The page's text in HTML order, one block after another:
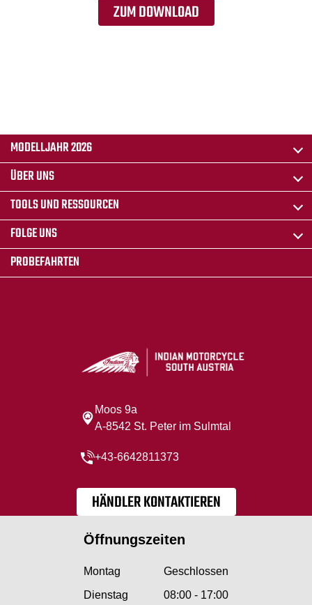
ZUM DOWNLOAD
MODELLJAHR 2026
ÜBER UNS
TOOLS UND RESSOURCEN
FOLGE UNS
PROBEFAHRTEN
Moos 9a
A-8542 St. Peter im Sulmtal
+43-6642811373
HÄNDLER KONTAKTIEREN
Öffnungszeiten
Montag
Geschlossen
Dienstag
08:00 - 17:00